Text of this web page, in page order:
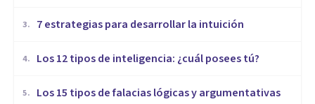
3. 7 estrategias para desarrollar la intuición
4. Los 12 tipos de inteligencia: ¿cuál posees tú?
5. Los 15 tipos de falacias lógicas y argumentativas